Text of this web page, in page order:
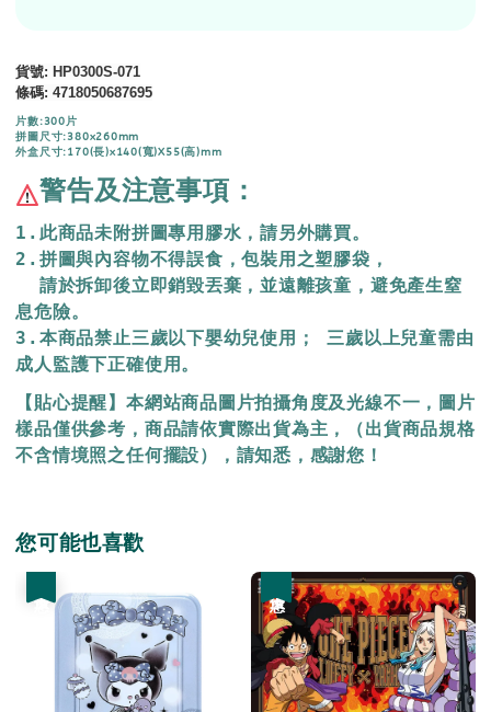
貨號: HP0300S-071
條碼:4718050687695
片數:300片
拼圖尺寸:380x260mm
外盒尺寸:170(長)x140(寬)X55(高)mm
警告及注意事項：
1.此商品未附拼圖專用膠水，請另外購買。
2.拼圖與內容物不得誤食，包裝用之塑膠袋，
  請於拆卸後立即銷毀丟棄，
並遠離孩童，避免產生窒
息危險。
3.本商品禁止三歲以下嬰幼兒使用； 三歲以上兒童需由
成人監護下正確使用。
【貼心提醒】本網站商品圖片拍攝角度及光線不一，圖片
樣品僅供參考，商品請依實際出貨為主，（出貨商品規格
不含情境照之任何擺設），請知悉，感謝您！
您可能也喜歡